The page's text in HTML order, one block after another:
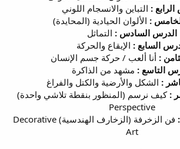
: التباين والانسجام اللوني
: الألوان الحيادية (المحايدة)
الدرس السادس : التماثل
السابع : الإيقاع والحركة
: أنا ألعب / حركة جسم الإنسان
التاسع : مشهد من الذاكرة
: الشكل والأرضية والكتل والفراغ
: كيف نرسم (المنظور بنقطة تلاشي واحدة)
Perspective
فن الزخرفة (الزخارف الهندسية) Decorative
Art